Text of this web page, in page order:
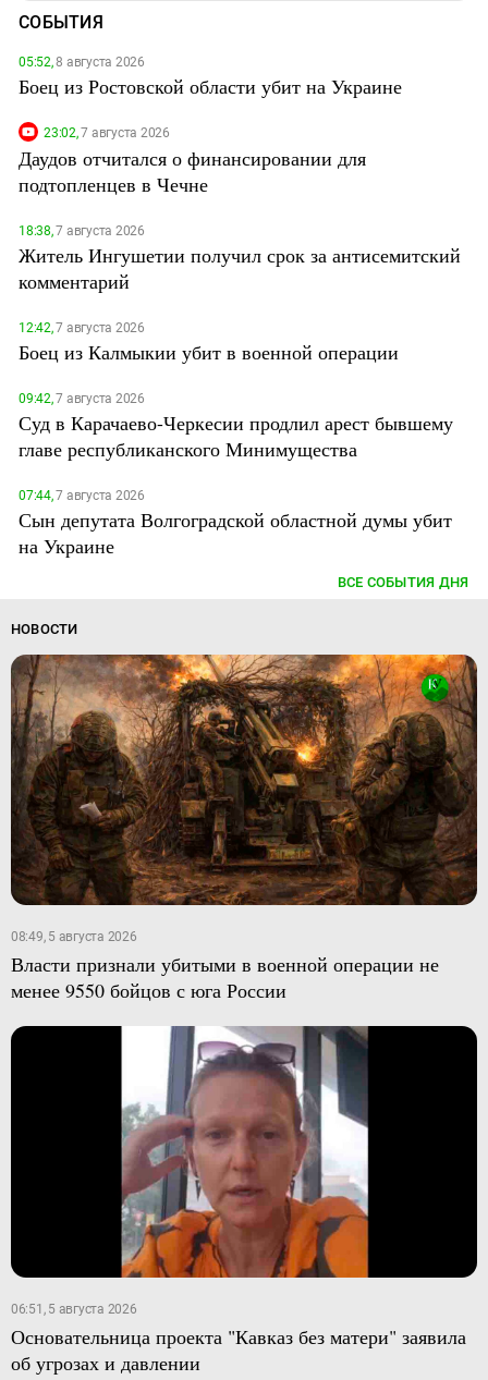
СОБЫТИЯ
05:52,8 августа 2026
Боец из Ростовской области убит на Украине
23:02,7 августа 2026
Даудов отчитался о финансировании для
подтопленцев в Чечне
18:38,7 августа 2026
Житель Ингушетии получил срок за антисемитский
комментарий
12:42,7 августа 2026
Боец из Калмыкии убит в военной операции
09:42,7 августа 2026
Суд в Карачаево-Черкесии продлил арест бывшему
главе республиканского Минимущества
07:44,7 августа 2026
Сын депутата Волгоградской областной думы убит
на Украине
ВСЕ СОБЫТИЯ ДНЯ
НОВОСТИ
08:49, 5 августа 2026
Власти признали убитыми в военной операции не
менее 9550 бойцов с юга России
06:51, 5 августа 2026
Основательница проекта "Кавказ без матери" заявила
об угрозах и давлении